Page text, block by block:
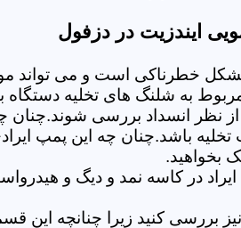
ایندزیت در دزفول
خطرناکی است و می تواند
به شلنگ های تخلیه دستگاه
نظر انسداد بررسی شوند.چنان
تخلیه باشد.چنان چه این پمپ
بخواهید.
در کاسه نمد و دیگ و
بررسی کنید زیرا چنانچه این